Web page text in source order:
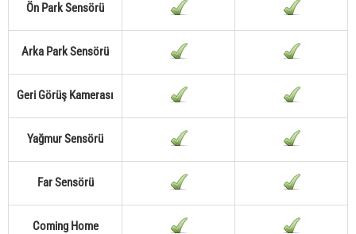
Ön Park Sensörü
Arka Park Sensörü
Geri Görüş Kamerası
Yağmur Sensörü
Far Sensörü
Coming Home